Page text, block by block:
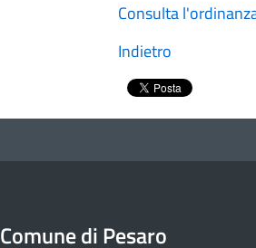
Consulta
Indietro
Comune di Pesaro